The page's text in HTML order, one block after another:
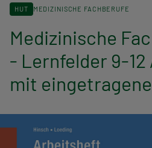
d
n
a
v
i
g
HUT MEDIZINISCHE FACHBERUFE
Medizinische
- Lernfelder 9-
mit